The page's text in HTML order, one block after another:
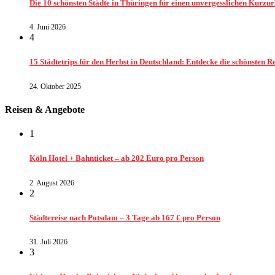
Die 10 schönsten Städte in Thüringen für einen unvergesslichen
4. Juni 2026
4
15 Städtetrips für den Herbst in Deutschland: Entdecke die schönsten
24. Oktober 2025
Reisen & Angebote
1
Köln Hotel + Bahnticket – ab 202 Euro pro Person
2. August 2026
2
Städtereise nach Potsdam – 3 Tage ab 167 € pro Person
31. Juli 2026
3